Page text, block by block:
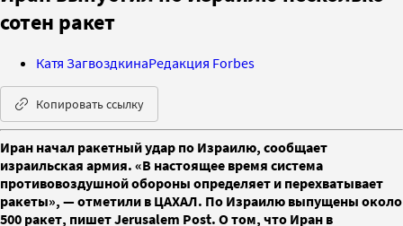
сотен ракет
Катя ЗагвоздкинаРедакция Forbes
Копировать ссылку
Иран начал ракетный удар по Израилю, сообщает
израильская армия. «В настоящее время система
противовоздушной обороны определяет и перехватывает
ракеты», — отметили в ЦАХАЛ. По Израилю выпущены около
500 ракет, пишет Jerusalem Post. О том, что Иран в